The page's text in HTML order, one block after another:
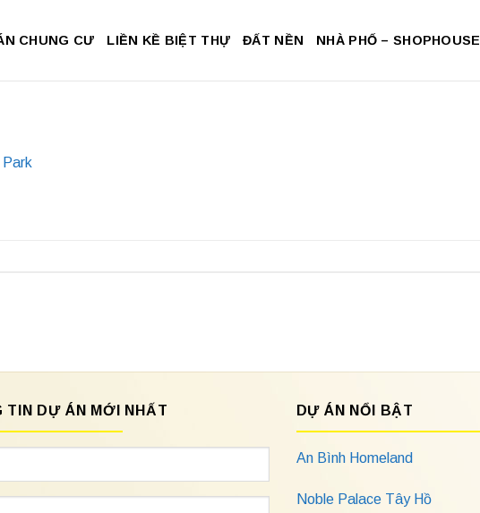
CHUNG CƯ LIỀN KỀ BIỆT THỰ ĐẤT NỀN NHÀ PHỐ – SHOPHOUSE
Park
TIN DỰ ÁN MỚI NHẤT DỰ ÁN NỔI BẬT
An Bình Homeland
Noble Palace Tây Hồ